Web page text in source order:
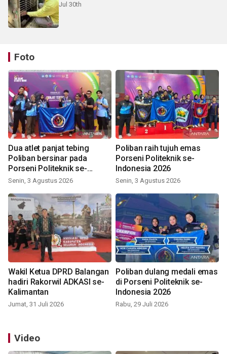
Jul 30th
Foto
Dua atlet panjat tebing
Poliban bersinar pada
Porseni Politeknik se-
Indonesia 2026
Senin, 3 Agustus 2026
Poliban raih tujuh emas
Porseni Politeknik se-
Indonesia 2026
Senin, 3 Agustus 2026
Wakil Ketua DPRD Balangan
hadiri Rakorwil ADKASI se-
Kalimantan
Jumat, 31 Juli 2026
Poliban dulang medali emas
di Porseni Politeknik se-
Indonesia 2026
Rabu, 29 Juli 2026
Video